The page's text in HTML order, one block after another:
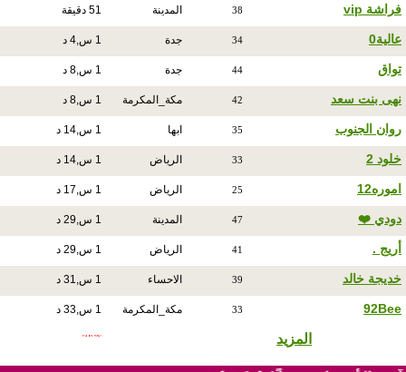
فراشة vip 38 المدينة 51 دقيقة
عالية0 34 جدة 1 س,4 د
تواق 44 جدة 1 س,8 د
نهى بنت سعد 42 مكة_المكرمة 1 س,8 د
روان الجنوب 35 ابها 1 س,14 د
خلود 2 33 الرياض 1 س,14 د
اموره12 25 الرياض 1 س,17 د
دودي ❤️ 47 المدينة 1 س,29 د
أريج . 41 الرياض 1 س,29 د
خديجة خالد 39 الاحساء 1 س,31 د
92Bee
33 مكة_المكرمة 1 س,33 د
المزيد